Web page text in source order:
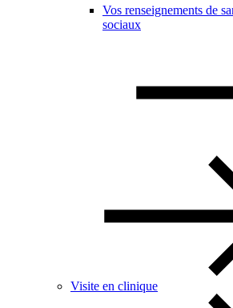
Vos renseignements de
sociaux
Visite en clinique